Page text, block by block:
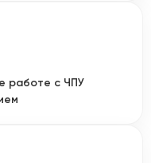
работе с ЧПУ